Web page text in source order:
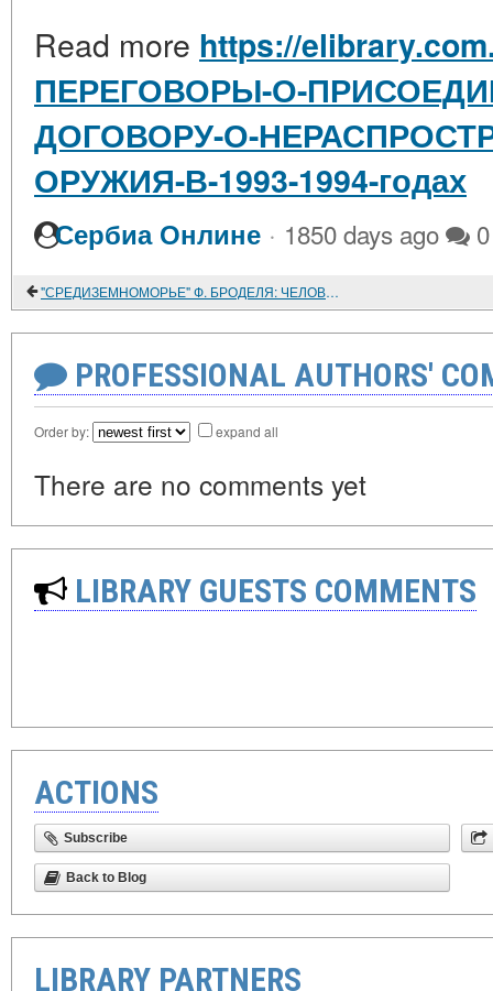
Read more https://
ПЕРЕГОВОРЫ-О-
ДОГОВОРУ-О-
ОРУЖИЯ-В-1993-1994-годах
Сербиа Онлине · 1850 days ago 0
"СРЕДИЗЕМНОМОРЬЕ" Ф. БРОДЕЛЯ: ЧЕЛОВЕК В ЛАНДШАФТЕ БОЛЬШОЙ ИСТОРИИ
PROFESSIONAL AUTHORS'
Order by: expand all
There are no comments yet
LIBRARY GUESTS COMMENTS
ACTIONS
Subscribe
Back to Blog
LIBRARY PARTNERS